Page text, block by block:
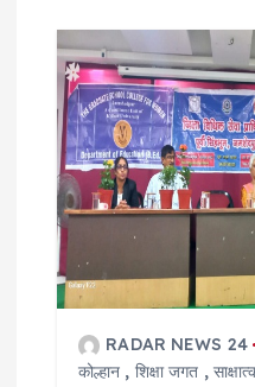
RADAR NEWS 24
कोल्हान , शिक्षा जगत ,